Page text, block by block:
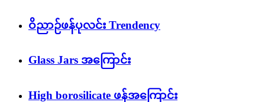
ဝိညာဉ်ဖန်ပုလင်း Trendency
Glass Jars အကြောင်း
High borosilicate ဖန်အကြောင်း